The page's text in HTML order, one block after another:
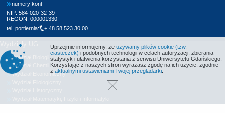
numery kont
NIP: 584-020-32-39
REGON: 000001330
tel. portiernia:
+ 48 58 523 30 00
Wydziały UG
Wydział Biologii
Wydział Chemii
Wydział Ekonomiczny
Uprzejmie informujemy, że używamy plików cookie (tzw.
ciasteczek) i podobnych technologii w celach autoryzacji, zbierania
statystyk i ułatwienia korzystania z serwisu Uniwersytetu Gdańskiego.
Korzystając z naszych stron wyrażasz zgodę na ich użycie, zgodnie
z aktualnymi ustawieniami Twojej przeglądarki